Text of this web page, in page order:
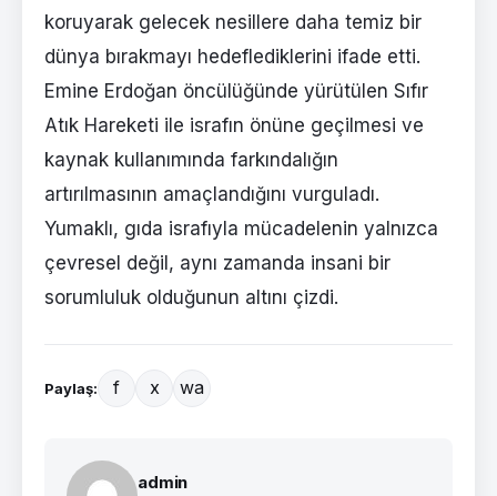
koruyarak gelecek nesillere daha temiz bir
dünya bırakmayı hedeflediklerini ifade etti.
Emine Erdoğan öncülüğünde yürütülen Sıfır
Atık Hareketi ile israfın önüne geçilmesi ve
kaynak kullanımında farkındalığın
artırılmasının amaçlandığını vurguladı.
Yumaklı, gıda israfıyla mücadelenin yalnızca
çevresel değil, aynı zamanda insani bir
sorumluluk olduğunun altını çizdi.
Paylaş: f x wa
admin